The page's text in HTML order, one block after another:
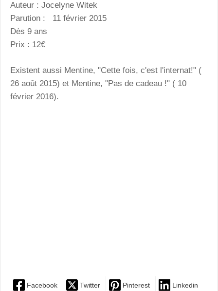
Auteur : Jocelyne Witek
Parution : 11 février 2015
Dès 9 ans
Prix : 12€
Existent aussi Mentine, "Cette fois, c'est l'internat!" (
26 août 2015) et Mentine, "Pas de cadeau !" ( 10
février 2016).
Facebook Twitter Pinterest Linkedin